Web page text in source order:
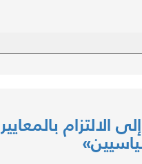
الالتزام بالمعايير